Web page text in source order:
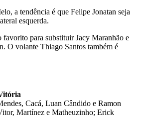
a tendência é que Felipe Jonatan seja
esquerda.
favorito para substituir Jacy Maranhão e
O volante Thiago Santos também é
Cacá, Luan Cândido e Ramon
Martínez e Matheuzinho; Erick